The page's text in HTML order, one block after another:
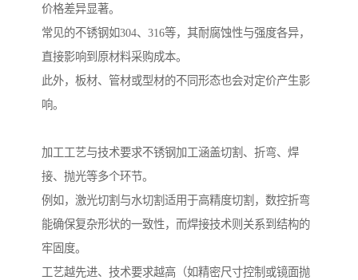
价格差异显著。
常见的不锈钢如304、316等，其耐腐蚀性与强度各异，
直接影响到原材料采购成本。
此外，板材、管材或型材的不同形态也会对定价产生影
响。
加工工艺与技术要求不锈钢加工涵盖切割、折弯、焊
接、抛光等多个环节。
例如，激光切割与水切割适用于高精度切割，数控折弯
能确保复杂形状的一致性，而焊接技术则关系到结构的
牢固度。
工艺越先进、技术要求越高（如精密尺寸控制或镜面抛